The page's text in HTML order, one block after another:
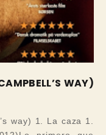
WAY)
way) 1. La caza 1.